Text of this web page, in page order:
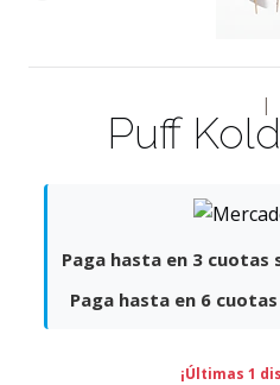
|
Puff
Paga hasta en 3 cuotas
Paga hasta en 6
¡Últimas 1